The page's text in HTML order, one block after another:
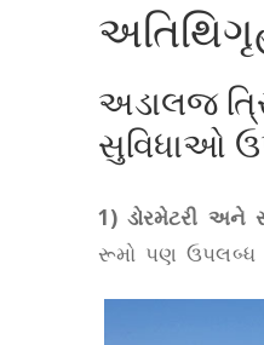
અડાલજ
સુવિધાઓ
1) ડોરમેટરી અને
રૂમો પણ ઉપલબ્ધ